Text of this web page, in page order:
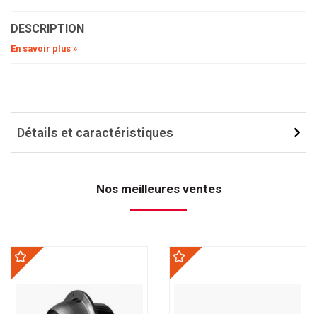
DESCRIPTION
En savoir plus »
Détails et caractéristiques
Nos meilleures ventes